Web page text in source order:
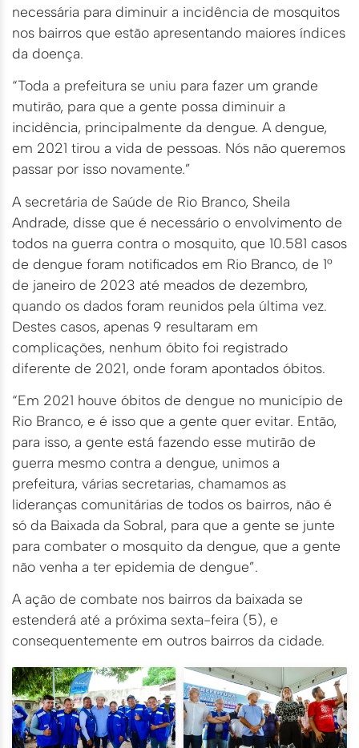
necessária para diminuir a incidência de mosquitos
nos bairros que estão apresentando maiores índices
da doença.
“Toda a prefeitura se uniu para fazer um grande
mutirão, para que a gente possa diminuir a
incidência, principalmente da dengue. A dengue,
em 2021 tirou a vida de pessoas. Nós não queremos
passar por isso novamente.”
A secretária de Saúde de Rio Branco, Sheila
Andrade, disse que é necessário o envolvimento de
todos na guerra contra o mosquito, que 10.581 casos
de dengue foram notificados em Rio Branco, de 1°
de janeiro de 2023 até meados de dezembro,
quando os dados foram reunidos pela última vez.
Destes casos, apenas 9 resultaram em
complicações, nenhum óbito foi registrado
diferente de 2021, onde foram apontados óbitos.
“Em 2021 houve óbitos de dengue no município de
Rio Branco, e é isso que a gente quer evitar. Então,
para isso, a gente está fazendo esse mutirão de
guerra mesmo contra a dengue, unimos a
prefeitura, várias secretarias, chamamos as
lideranças comunitárias de todos os bairros, não é
só da Baixada da Sobral, para que a gente se junte
para combater o mosquito da dengue, que a gente
não venha a ter epidemia de dengue”.
A ação de combate nos bairros da baixada se
estenderá até a próxima sexta-feira (5), e
consequentemente em outros bairros da cidade.